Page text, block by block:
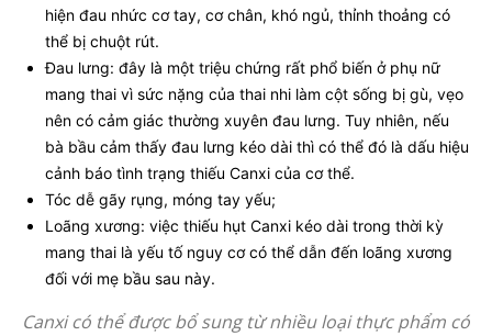
hiện đau nhức cơ tay, cơ chân, khó ngủ, thỉnh thoảng có
thể bị chuột rút.
Đau lưng: đây là một triệu chứng rất phổ biến ở phụ nữ
mang thai vì sức nặng của thai nhi làm cột sống bị gù, vẹo
nên có cảm giác thường xuyên đau lưng. Tuy nhiên, nếu
bà bầu cảm thấy đau lưng kéo dài thì có thể đó là dấu hiệu
cảnh báo tình trạng thiếu Canxi của cơ thể.
Tóc dễ gãy rụng, móng tay yếu;
Loãng xương: việc thiếu hụt Canxi kéo dài trong thời kỳ
mang thai là yếu tố nguy cơ có thể dẫn đến loãng xương
đối với mẹ bầu sau này.
Canxi có thể được bổ sung từ nhiều loại thực phẩm có